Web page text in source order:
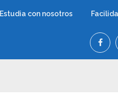
Estudia con nosotros